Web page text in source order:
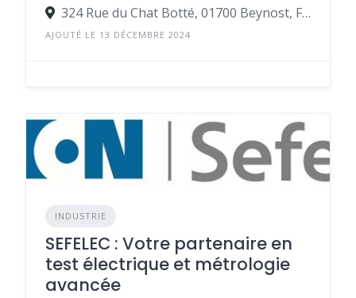
324 Rue du Chat Botté, 01700 Beynost, France
AJOUTÉ LE 13 DÉCEMBRE 2024
INDUSTRIE
SEFELEC : Votre partenaire en
test électrique et métrologie
avancée